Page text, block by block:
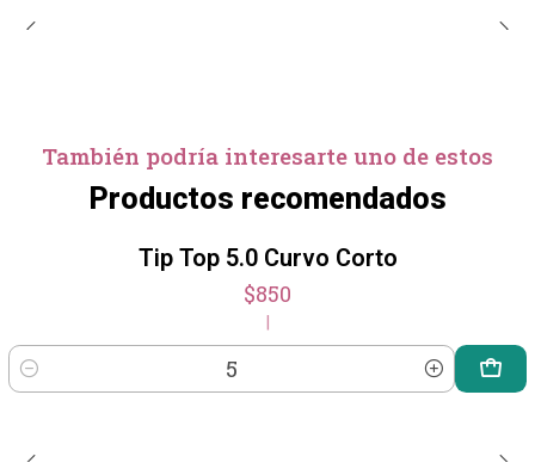
También podría interesarte uno de estos
Productos recomendados
Tip Top 5.0 Curvo Corto
$850
|
Cantidad